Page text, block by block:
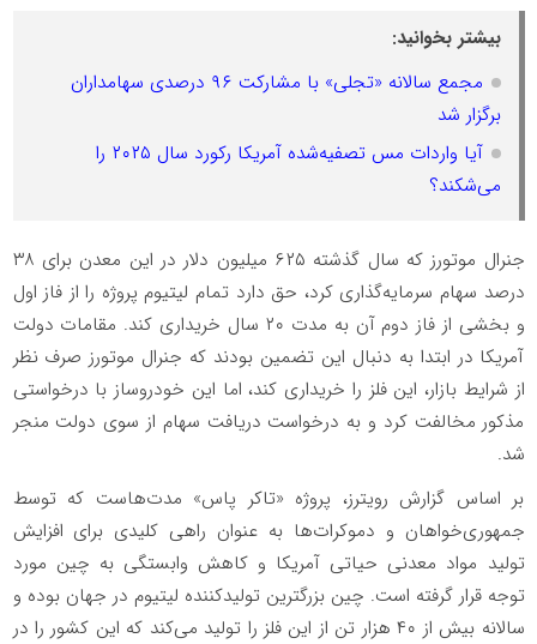
بیشتر بخوانید:
مجمع سالانه «تجلی» با مشارکت ۹۶ درصدی سهامداران
برگزار شد
آیا واردات مس تصفیه‌شده آمریکا رکورد سال ۲۰۲۵ را
می‌شکند؟
جنرال موتورز که سال گذشته ۶۲۵ میلیون دلار در این معدن برای ۳۸
درصد سهام سرمایه‌گذاری کرد، حق دارد تمام لیتیوم پروژه را از فاز اول
و بخشی از فاز دوم آن به مدت ۲۰ سال خریداری کند. مقامات دولت
آمریکا در ابتدا به دنبال این تضمین بودند که جنرال موتورز صرف نظر
از شرایط بازار، این فلز را خریداری کند، اما این خودروساز با درخواستی
مذکور مخالفت کرد و به درخواست دریافت سهام از سوی دولت منجر
شد.
بر اساس گزارش رویترز، پروژه «تاکر پاس» مدت‌هاست که توسط
جمهوری‌خواهان و دموکرات‌ها به عنوان راهی کلیدی برای افزایش
تولید مواد معدنی حیاتی آمریکا و کاهش وابستگی به چین مورد
توجه قرار گرفته است. چین بزرگترین تولیدکننده لیتیوم در جهان بوده و
سالانه بیش از ۴۰ هزار تن از این فلز را تولید می‌کند که این کشور را در